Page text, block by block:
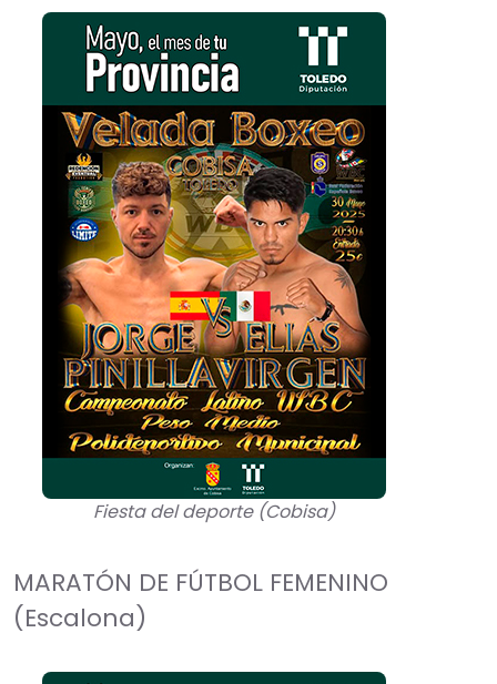
Fiesta del deporte (Cobisa)
MARATÓN DE FÚTBOL FEMENINO
(Escalona)